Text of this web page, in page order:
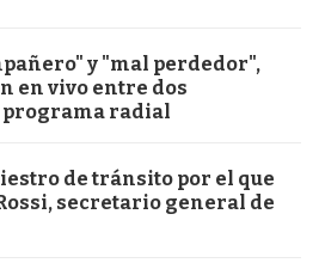
y "mal perdedor",
en vivo entre dos
radial
de tránsito por el que
secretario general de